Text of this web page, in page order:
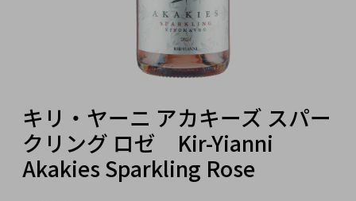
キリ・ヤーニ アカキーズ スパー
クリング ロゼ Kir-Yianni
Akakies Sparkling Rose